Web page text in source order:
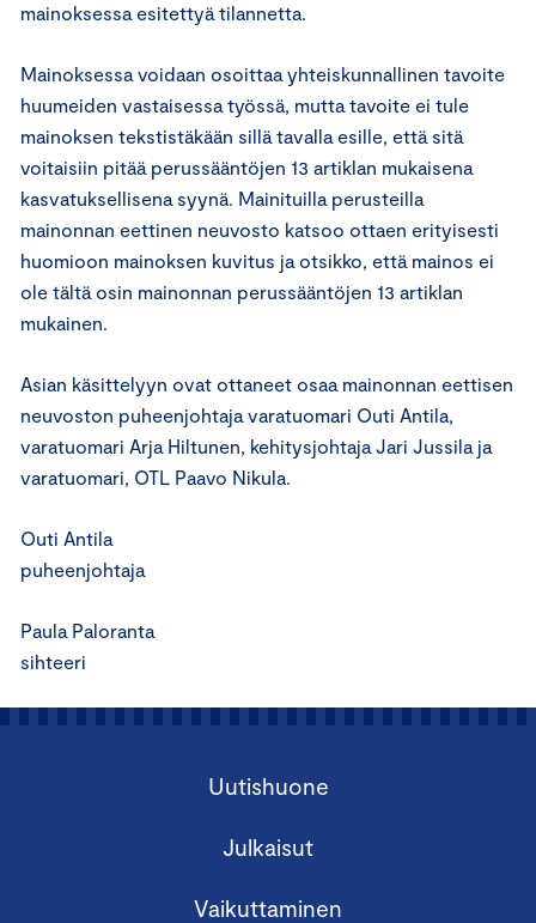
mainoksessa esitettyä tilannetta.
Mainoksessa voidaan osoittaa yhteiskunnallinen tavoite
huumeiden vastaisessa työssä, mutta tavoite ei tule
mainoksen tekstistäkään sillä tavalla esille, että sitä
voitaisiin pitää perussääntöjen 13 artiklan mukaisena
kasvatuksellisena syynä. Mainituilla perusteilla
mainonnan eettinen neuvosto katsoo ottaen erityisesti
huomioon mainoksen kuvitus ja otsikko, että mainos ei
ole tältä osin mainonnan perussääntöjen 13 artiklan
mukainen.
Asian käsittelyyn ovat ottaneet osaa mainonnan eettisen
neuvoston puheenjohtaja varatuomari Outi Antila,
varatuomari Arja Hiltunen, kehitysjohtaja Jari Jussila ja
varatuomari, OTL Paavo Nikula.
Outi Antila
puheenjohtaja
Paula Paloranta
sihteeri
Uutishuone
Julkaisut
Vaikuttaminen